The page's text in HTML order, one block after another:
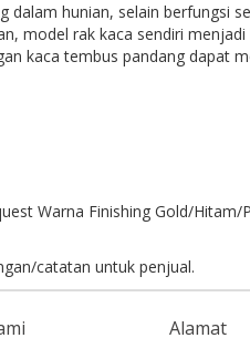
dalam hunian, selain berfungsi
model rak kaca sendiri
kaca tembus pandang dapat
Warna Finishing Gold/Hitam/
catatan untuk penjual.
Alamat